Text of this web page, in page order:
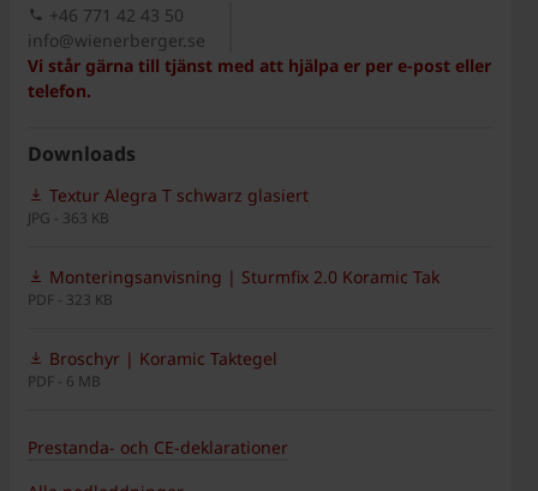
Vi står gärna till tjänst med att hjälpa er per e-post eller
telefon.
+46 771 42 43 50
info@wienerberger.se
Downloads
Textur Alegra T schwarz glasiert
JPG - 363 KB
Monteringsanvisning | Sturmfix 2.0 Koramic Tak
PDF - 323 KB
Broschyr | Koramic Taktegel
PDF - 6 MB
Prestanda- och CE-deklarationer